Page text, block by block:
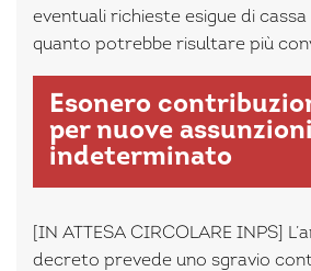
eventuali richieste esigue di cassa
quanto potrebbe risultare più
Esonero
per nuove
indeterminato
[IN ATTESA CIRCOLARE INPS]
decreto prevede uno sgravio